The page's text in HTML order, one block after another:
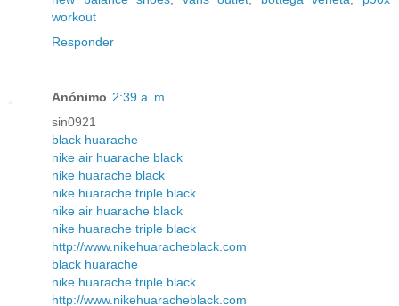
workout
Responder
Anónimo 2:39 a. m.
sin0921
black huarache
nike air huarache black
nike huarache black
nike huarache triple black
nike air huarache black
nike huarache triple black
http://www.nikehuaracheblack.com
black huarache
nike huarache triple black
http://www.nikehuaracheblack.com